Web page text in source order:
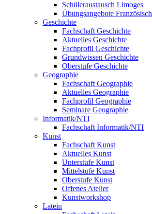
Schüleraustausch Limoges
Übungsangebote Französisch
Geschichte
Fachschaft Geschichte
Aktuelles Geschichte
Fachprofil Geschichte
Grundwissen Geschichte
Oberstufe Geschichte
Geographie
Fachschaft Geographie
Aktuelles Geographie
Fachprofil Geographie
Seminare Geographie
Informatik/NTI
Fachschaft Informatik/NTI
Kunst
Fachschaft Kunst
Aktuelles Kunst
Unterstufe Kunst
Mittelstufe Kunst
Oberstufe Kunst
Offenes Atelier
Kunstworkshop
Latein